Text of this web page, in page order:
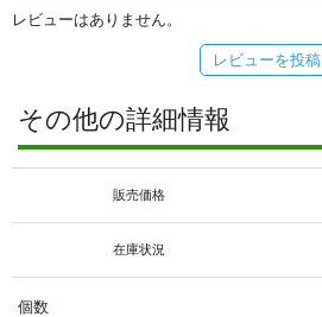
レビューはありません。
レビューを投稿
その他の詳細情報
販売価格
在庫状況
個数